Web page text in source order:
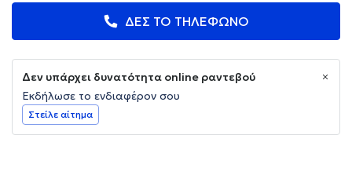
ΔΕΣ ΤΟ ΤΗΛΕΦΩΝΟ
Δεν υπάρχει δυνατότητα online ραντεβού
Εκδήλωσε το ενδιαφέρον σου
Στείλε αίτημα